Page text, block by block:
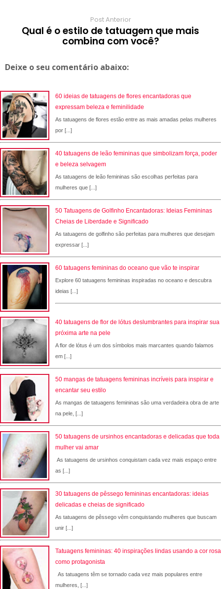
Post Anterior
Qual é o estilo de tatuagem que mais
combina com você?
Deixe o seu comentário abaixo:
60 ideias de tatuagens de flores encantadoras que
expressam beleza e feminilidade
As tatuagens de flores estão entre as mais amadas pelas mulheres
por [...]
40 tatuagens de leão femininas que simbolizam força, poder
e beleza selvagem
As tatuagens de leão femininas são escolhas perfeitas para
mulheres que [...]
50 Tatuagens de Golfinho Encantadoras: Ideias Femininas
Cheias de Liberdade e Significado
As tatuagens de golfinho são perfeitas para mulheres que desejam
expressar [...]
60 tatuagens femininas do oceano que vão te inspirar
Explore 60 tatuagens femininas inspiradas no oceano e descubra
ideias [...]
40 tatuagens de flor de lótus deslumbrantes para inspirar sua
próxima arte na pele
A flor de lótus é um dos símbolos mais marcantes quando falamos
em [...]
50 mangas de tatuagens femininas incríveis para inspirar e
encantar seu estilo
As mangas de tatuagens femininas são uma verdadeira obra de arte
na pele, [...]
50 tatuagens de ursinhos encantadoras e delicadas que toda
mulher vai amar
As tatuagens de ursinhos conquistam cada vez mais espaço entre
as [...]
30 tatuagens de pêssego femininas encantadoras: ideias
delicadas e cheias de significado
As tatuagens de pêssego vêm conquistando mulheres que buscam
unir [...]
Tatuagens femininas: 40 inspirações lindas usando a cor rosa
como protagonista
As tatuagens têm se tornado cada vez mais populares entre
mulheres, [...]